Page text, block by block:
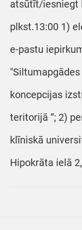
atsūtīt/iesniegt
plkst.13:00 1)
e-pastu
koncepcijas
teritorijā ”; 2)
klīniskā
Hipokrāta ielā